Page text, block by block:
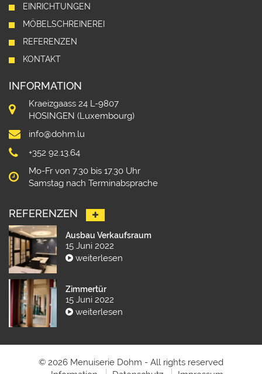
EINRICHTUNGEN
MÖBELSCHREINEREI
REFERENZEN
KONTAKT
INFORMATION
Kraeizgaass 24 L-9807
HOSINGEN (Luxembourg)
info@dohm.lu
+352 92.13.64
Mo-Fr von 7.30 bis 17.30 Uhr
Samstag nach Terminabsprache
REFERENZEN
Ausbau Verkaufsraum
15 Juni 2022
weiterlesen
Zimmertür
15 Juni 2022
weiterlesen
© 2026 Menuiserie Dohm - All rights reserved